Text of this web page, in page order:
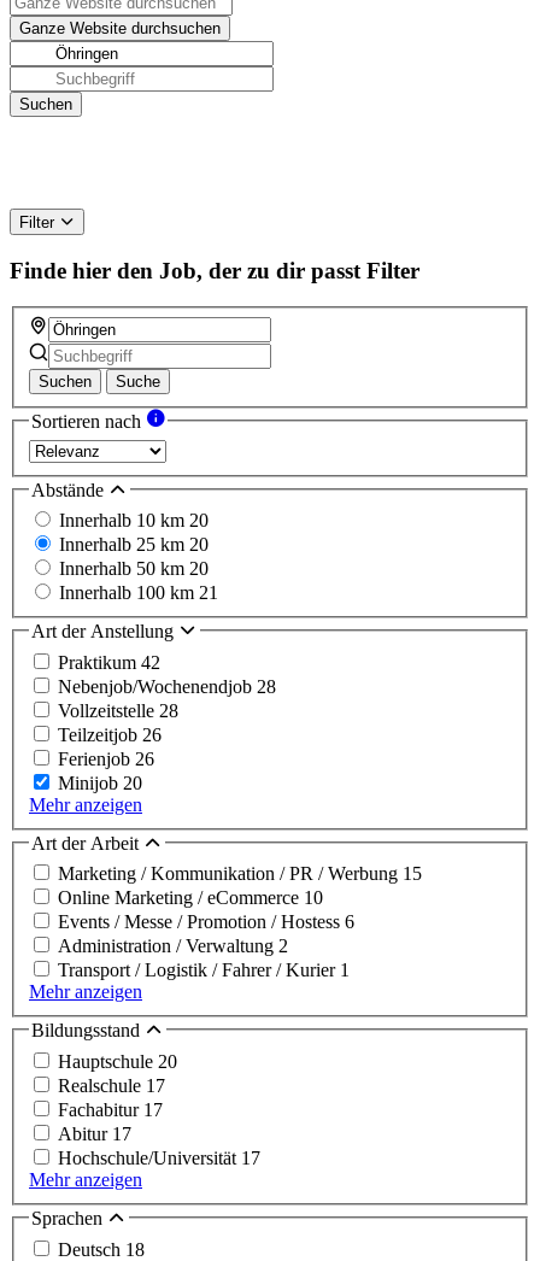
Filter
Finde hier den Job, der zu dir passt Filter
Suchen Suche
Sortieren nach
Abstände
Innerhalb 10 km 20
Innerhalb 25 km 20
Innerhalb 50 km 20
Innerhalb 100 km 21
Art der Anstellung
Praktikum 42
Nebenjob/Wochenendjob 28
Vollzeitstelle 28
Teilzeitjob 26
Ferienjob 26
Minijob 20
Mehr anzeigen
Art der Arbeit
Marketing / Kommunikation / PR / Werbung 15
Online Marketing / eCommerce 10
Events / Messe / Promotion / Hostess 6
Administration / Verwaltung 2
Transport / Logistik / Fahrer / Kurier 1
Mehr anzeigen
Bildungsstand
Hauptschule 20
Realschule 17
Fachabitur 17
Abitur 17
Hochschule/Universität 17
Mehr anzeigen
Sprachen
Deutsch 18